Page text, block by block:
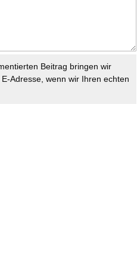
Beitrag bringen wir
Adresse, wenn wir Ihren echten